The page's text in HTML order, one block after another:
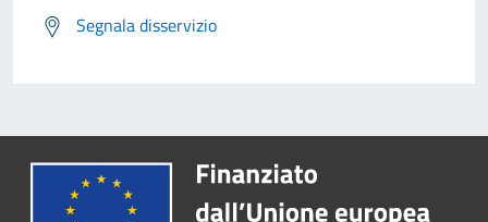
Segnala disservizio